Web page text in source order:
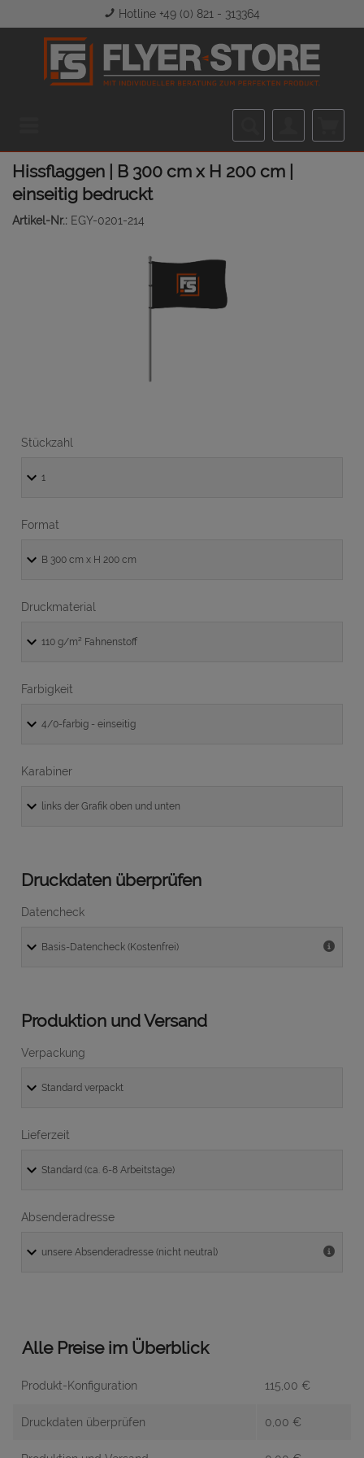
Hotline +49 (0) 821 - 313364
Hissflaggen | B 300 cm x H 200 cm |
einseitig bedruckt
Artikel-Nr.: EGY-0201-214
Stückzahl
Format
Druckmaterial
Farbigkeit
Karabiner
Druckdaten überprüfen
Datencheck
Produktion und Versand
Verpackung
Lieferzeit
Absenderadresse
Alle Preise im Überblick
Produkt-Konfiguration 115,00 €
Druckdaten überprüfen 0,00 €